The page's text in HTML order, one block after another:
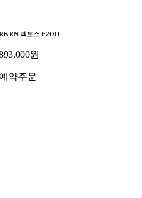
렉토스 F2OD
원
약주문